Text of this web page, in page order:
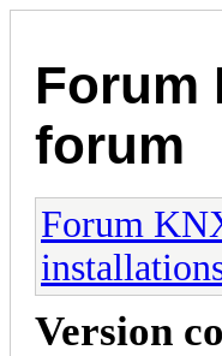
Forum
forum
Forum
Version